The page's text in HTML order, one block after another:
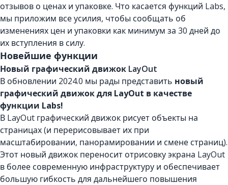
отзывов о ценах и упаковке. Что касается функций Labs,
мы приложим все усилия, чтобы сообщать об
изменениях цен и упаковки как минимум за 30 дней до
их вступления в силу.
Новейшие функции
Новый графический движок LayOut
В обновлении 2024.0 мы рады представить новый
графический движок для LayOut в качестве
функции Labs!
В LayOut графический движок рисует объекты на
страницах (и перерисовывает их при
масштабировании, панорамировании и смене страниц).
Этот новый движок переносит отрисовку экрана LayOut
в более современную инфраструктуру и обеспечивает
большую гибкость для дальнейшего повышения